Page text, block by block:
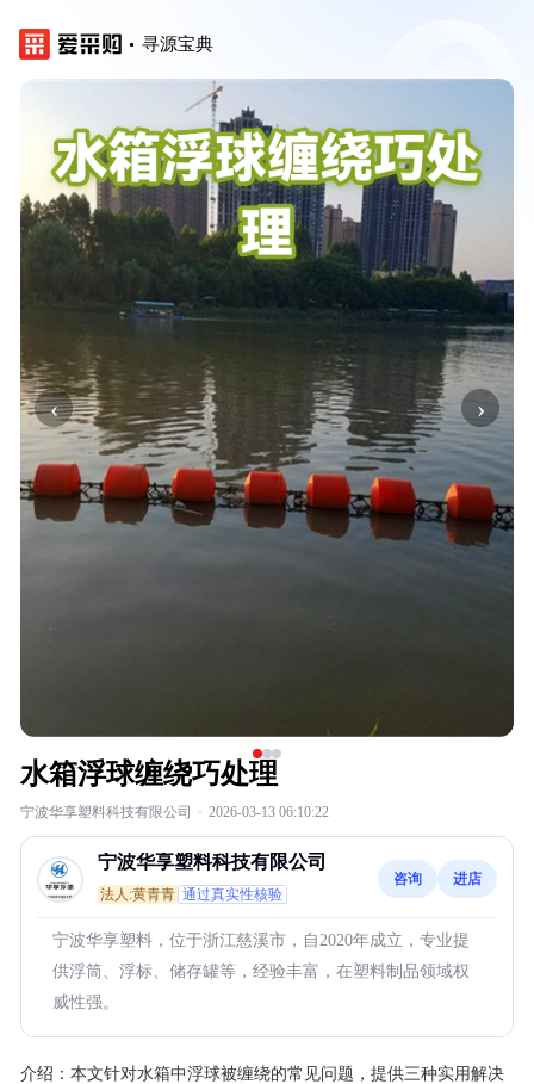
寻源宝典
‹ ›
水箱浮球缠绕巧处理
宁波华享塑料科技有限公司 · 2026-03-13 06:10:22
宁波华享塑料科技有限公司
法人:黄青青 通过真实性核验
咨询 进店
宁波华享塑料，位于浙江慈溪市，自2020年成立，专业提
供浮筒、浮标、储存罐等，经验丰富，在塑料制品领域权
威性强。
介绍： 本文针对水箱中浮球被缠绕的常见问题，提供三种实用解决